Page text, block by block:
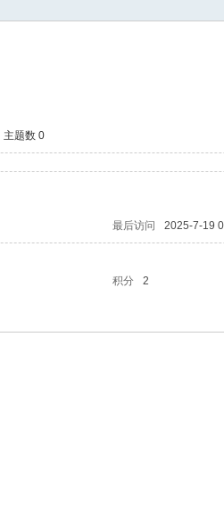
主题数 0
最后访问 2025-7-19
积分 2